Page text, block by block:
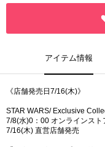
アイテム情報
《店舗発売日7/16(木)》
STAR WARS/ Exclusive
7/8(水)0：00 オンラインスト
7/16(木) 直営店舗発売